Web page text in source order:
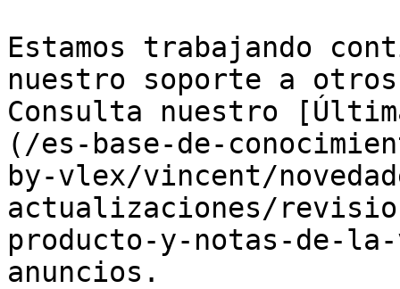
Estamos trabajando
nuestro soporte a
Consulta nuestro
(/es-base-de-
by-vlex/vincent/
actualizaciones/
producto-y-notas-de-
anuncios.